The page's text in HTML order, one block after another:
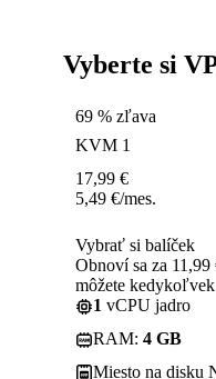
Vyberte si
69 % zľava
KVM 1
17,99 €
5,49 €/mes.
Vybrať si balíček
Obnoví sa za
môžete
1 vCPU jadro
RAM: 4 GB
Miesto na disku